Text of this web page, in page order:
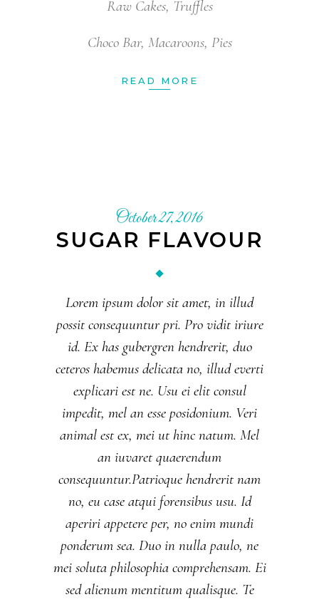
Raw Cakes, Truffles
Choco Bar, Macaroons, Pies
READ MORE
October 27, 2016
SUGAR FLAVOUR
Lorem ipsum dolor sit amet, in illud
possit consequuntur pri. Pro vidit iriure
id. Ex has gubergren hendrerit, duo
ceteros habemus delicata no, illud everti
explicari est ne. Usu ei elit consul
impedit, mel an esse posidonium. Veri
animal est ex, mei ut hinc natum. Mel
an iuvaret quaerendum
consequuntur.Patrioque hendrerit nam
no, eu case atqui forensibus usu. Id
aperiri appetere per, no enim mundi
ponderum sea. Duo in nulla paulo, ne
mei soluta philosophia comprehensam. Ei
sed alienum mentitum qualisque. Te